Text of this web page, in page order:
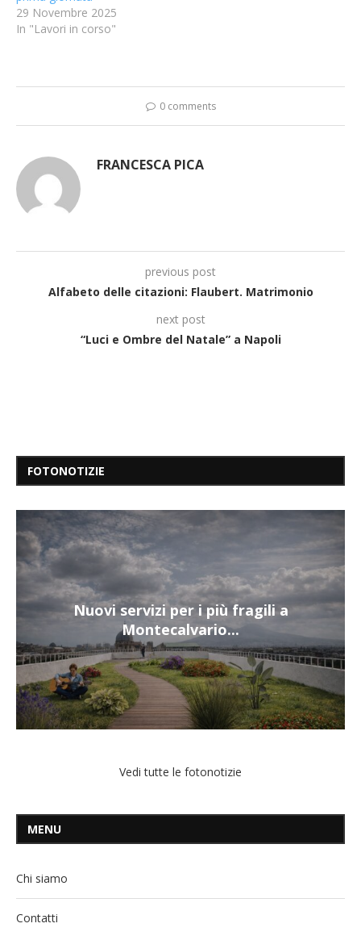
29 Novembre 2025
In "Lavori in corso"
0 comments
FRANCESCA PICA
previous post
Alfabeto delle citazioni: Flaubert. Matrimonio
next post
“Luci e Ombre del Natale” a Napoli
FOTONOTIZIE
Nuovi servizi per i più fragili a
Montecalvario...
Vedi tutte le fotonotizie
MENU
Chi siamo
Contatti